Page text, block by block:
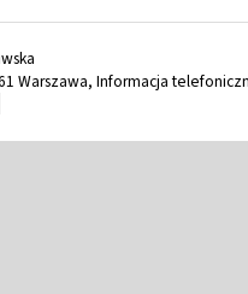
Warszawa, Informacja